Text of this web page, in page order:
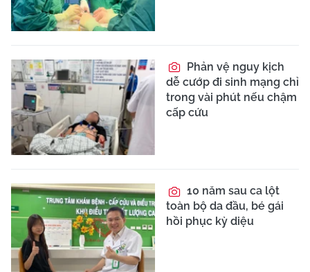
Phản vệ nguy kịch
dễ cướp đi sinh mạng chỉ
trong vài phút nếu chậm
cấp cứu
10 năm sau ca lột
toàn bộ da đầu, bé gái
hồi phục kỳ diệu